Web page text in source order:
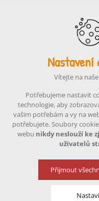
Nastavení
Vítejte na
Potřebujeme nastavit
technologie, aby
vašim potřebám a vy na
potřebujete. Soubory
webu nikdy neslouží ke
uživatelů
Přijmout